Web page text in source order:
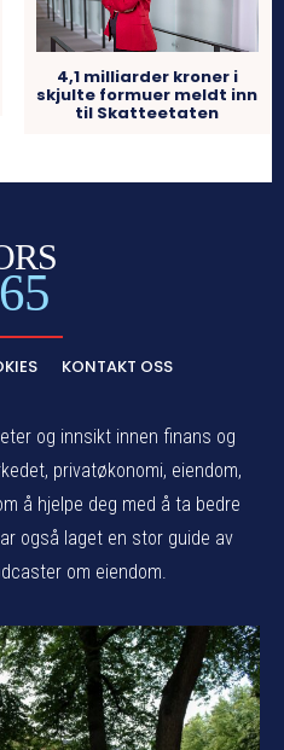
4,1 milliarder kroner i
skjulte formuer meldt inn
til Skatteetaten
KONTAKT OSS
og innsikt innen finans og
privatøkonomi, eiendom,
å hjelpe deg med å ta bedre
også laget en stor guide av
om eiendom.